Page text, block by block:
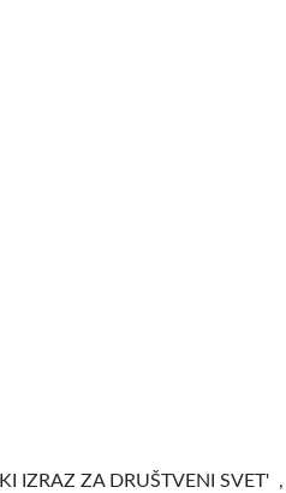
IZRAZ ZA DRUŠTVENI SVET' ,